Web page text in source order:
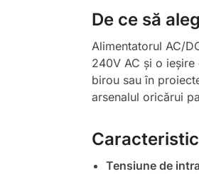
De ce să
Alimentatorul AC/
240V AC și o
birou sau în
arsenalul oricărui
Tensiune de